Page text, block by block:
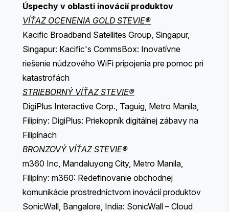
Úspechy v oblasti inovácií produktov
VÍŤAZ OCENENIA GOLD STEVIE®
Kacific Broadband Satellites Group, Singapur,
Singapur: Kacific's CommsBox: Inovatívne
riešenie núdzového WiFi pripojenia pre pomoc pri
katastrofách
STRIEBORNÝ VÍŤAZ STEVIE®
DigiPlus Interactive Corp., Taguig, Metro Manila,
Filipíny: DigiPlus: Priekopník digitálnej zábavy na
Filipínach
BRONZOVÝ VÍŤAZ STEVIE®
m360 Inc, Mandaluyong City, Metro Manila,
Filipíny: m360: Redefinovanie obchodnej
komunikácie prostredníctvom inovácií produktov
SonicWall, Bangalore, India: SonicWall – Cloud